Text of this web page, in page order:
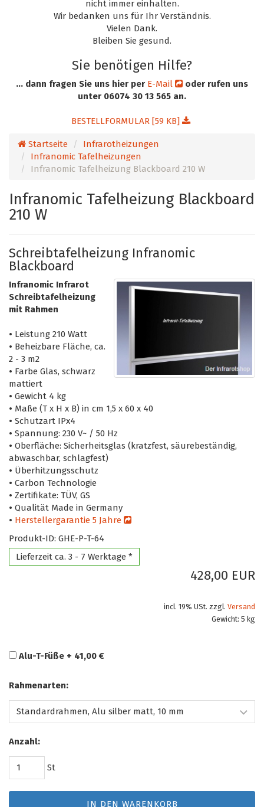
nicht immer einhalten.
Wir bedanken uns für Ihr Verständnis.
Vielen Dank.
Bleiben Sie gesund.
Sie benötigen Hilfe?
... dann fragen Sie uns hier per E-Mail
oder rufen uns
unter 06074 30 13 565 an.
BESTELLFORMULAR [59 KB]
Startseite
Infrarotheizungen
Infranomic Tafelheizungen
Infranomic Tafelheizung Blackboard 210 W
Infranomic Tafelheizung Blackboard
210 W
Schreibtafelheizung Infranomic
Blackboard
Infranomic Infrarot
Schreibtafelheizung
mit Rahmen
• Leistung 210 Watt
• Beheizbare Fläche, ca.
2 - 3 m2
• Farbe Glas, schwarz
mattiert
• Gewicht 4 kg
• Maße (T x H x B) in cm 1,5 x 60 x 40
• Schutzart IPx4
• Spannung: 230 V~ / 50 Hz
• Oberfläche: Sicherheitsglas (kratzfest, säurebeständig,
abwaschbar, schlagfest)
• Überhitzungsschutz
• Carbon Technologie
• Zertifikate: TÜV, GS
• Qualität Made in Germany
• Herstellergarantie 5 Jahre
Produkt-ID: GHE-P-T-64
Lieferzeit ca. 3 - 7 Werktage *
428,00 EUR
incl. 19% USt. zzgl. Versand
Gewicht: 5 kg
Alu-T-Füße + 41,00 €
Rahmenarten:
Anzahl:
St
IN DEN WARENKORB